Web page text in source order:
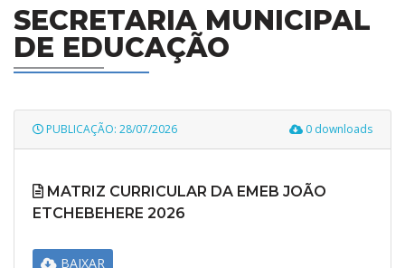
SECRETARIA MUNICIPAL
DE EDUCAÇÃO
PUBLICAÇÃO: 28/07/2026 0 downloads
MATRIZ CURRICULAR DA EMEB JOÃO
ETCHEBEHERE 2026
BAIXAR